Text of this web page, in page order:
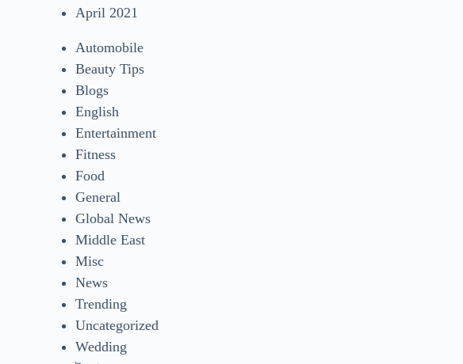
April 2021
Automobile
Beauty Tips
Blogs
English
Entertainment
Fitness
Food
General
Global News
Middle East
Misc
News
Trending
Uncategorized
Wedding